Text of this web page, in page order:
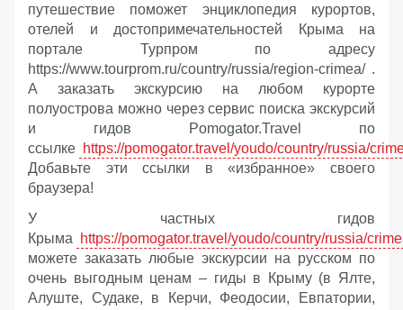
путешествие поможет энциклопедия курортов,
отелей и достопримечательностей Крыма на
портале Турпром по адресу
https://www.tourprom.ru/country/russia/region-crimea/ .
А заказать экскурсию на любом курорте
полуострова можно через сервис поиска экскурсий
и гидов Pomogator.Travel по
ссылке https://pomogator.travel/youdo/country/russia/
Добавьте эти ссылки в «избранное» своего
браузера!
У частных гидов
Крыма
https://pomogator.travel/youdo/country/russia/
можете заказать любые экскурсии на русском по
очень выгодным ценам – гиды в Крыму (в Ялте,
Алуште, Судаке, в Керчи, Феодосии, Евпатории,